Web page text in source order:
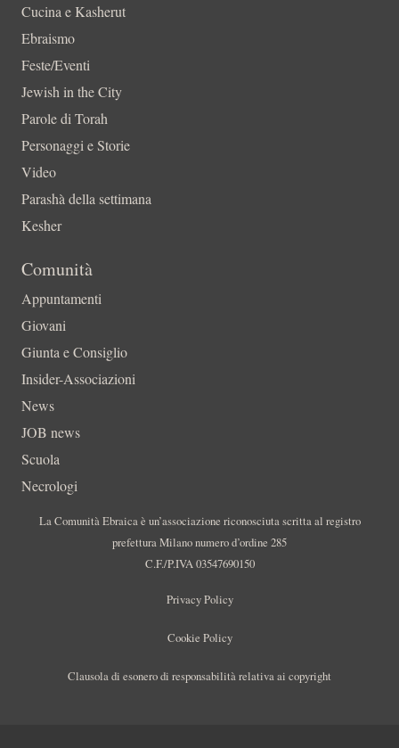
Cucina e Kasherut
Ebraismo
Feste/Eventi
Jewish in the City
Parole di Torah
Personaggi e Storie
Video
Parashà della settimana
Kesher
Comunità
Appuntamenti
Giovani
Giunta e Consiglio
Insider-Associazioni
News
JOB news
Scuola
Necrologi
La Comunità Ebraica è un’associazione riconosciuta scritta al registro
prefettura Milano numero d’ordine 285
C.F./P.IVA 03547690150
Privacy Policy
Cookie Policy
Clausola di esonero di responsabilità relativa ai copyright